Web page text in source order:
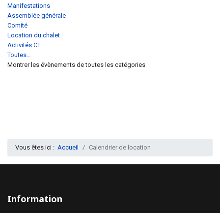
Manifestations
Assemblée générale
Comité
Location du chalet
Activités CT
Toutes…
Montrer les évènements de toutes les catégories
Vous êtes ici : Accueil Calendrier de location
Information